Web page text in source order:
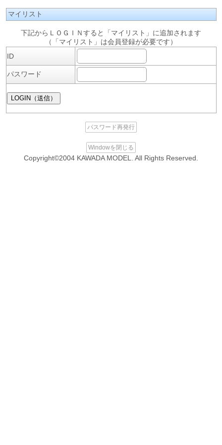
マイリスト
下記からＬＯＧＩＮすると「マイリスト」に追加されます
（「マイリスト」は会員登録が必要です）
ID
パスワード
パスワード再発行
Windowを閉じる
Copyright©2004 KAWADA MODEL. All Rights Reserved.